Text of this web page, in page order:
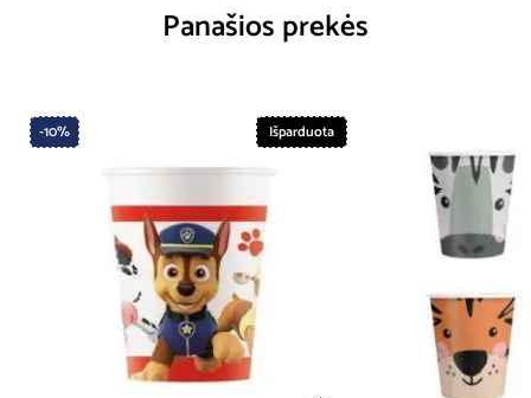
Panašios prekės
-10% Išparduota